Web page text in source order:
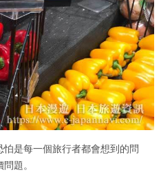
是每一個旅行者都會想到的問
題。